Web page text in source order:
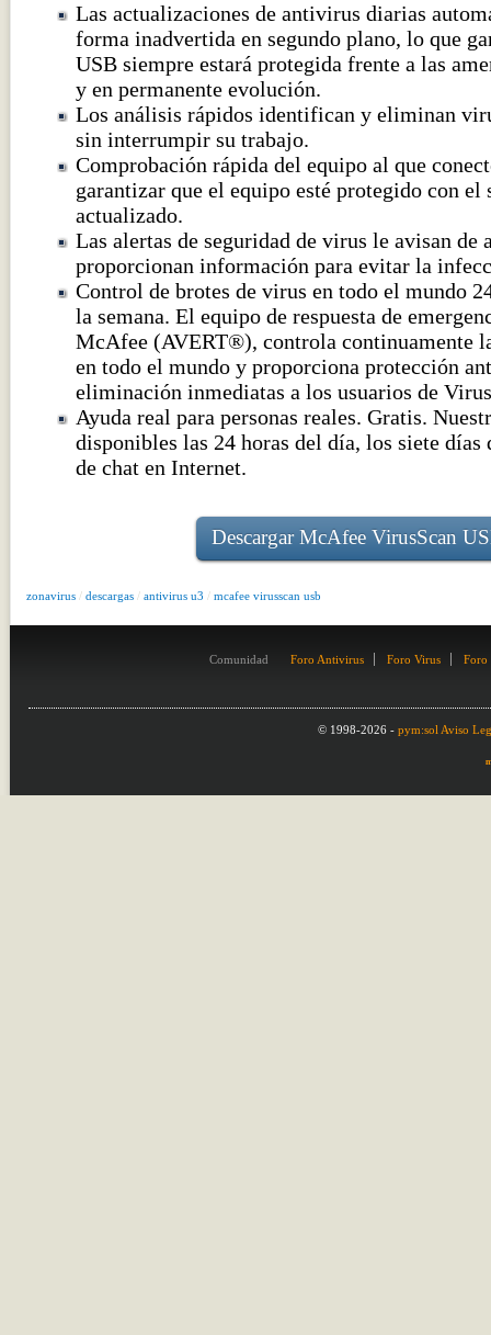
Las actualizaciones de antivirus diarias
forma inadvertida en segundo plano, lo que
USB siempre estará protegida frente a las
y en permanente evolución.
Los análisis rápidos identifican y eliminan
sin interrumpir su trabajo.
Comprobación rápida del equipo al que
garantizar que el equipo esté protegido con
actualizado.
Las alertas de seguridad de virus le avisan de
proporcionan información para evitar la
Control de brotes de virus en todo el mundo
la semana. El equipo de respuesta de
McAfee (AVERT®), controla continuamente
en todo el mundo y proporciona protección
eliminación inmediatas a los usuarios de
Ayuda real para personas reales. Gratis.
disponibles las 24 horas del día, los siete días
de chat en Internet.
Descargar McAfee VirusScan
zonavirus / descargas / antivirus u3 / mcafee virusscan usb
Comunidad Foro Antivirus Foro Virus Foro
© 1998-2026 - pym:sol Aviso